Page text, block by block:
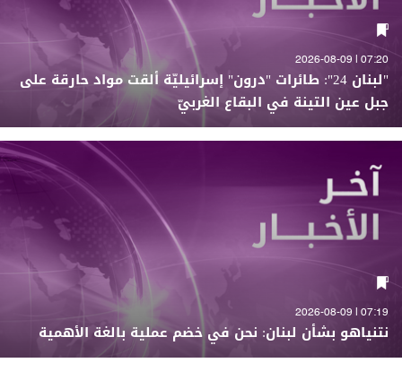
07:20 | 2026-08-09
"لبنان 24": طائرات "درون" إسرائيليّة ألقت مواد حارقة على
جبل عين التينة في البقاع الغربيّ
07:19 | 2026-08-09
نتنياهو بشأن لبنان: نحن في خضم عملية بالغة الأهمية